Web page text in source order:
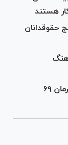
حقوقدانان
آزادی زندانیان جرایم غیرعمد استان کرمان ۶۹